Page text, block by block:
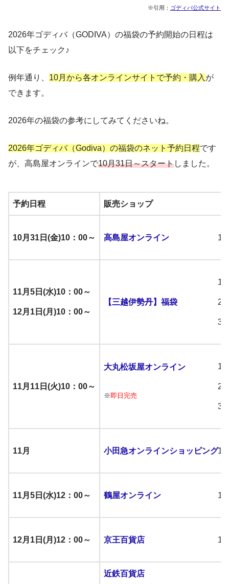
※引用： ゴディバ公式サイト
2026年ゴディバ（GODIVA）の福袋の予約開始の日程は
以下をチェック♪
例年通り、 10月から各オンラインサイトで予約・購入が
できます。
2026年の福袋の参考にしてみてくださいね。
2026年ゴディバ（Godiva）の福袋のネット予約日程です
が、高島屋オンラインで10月31日～スタートしました。
予約日程 販売ショップ
10月31日(金)10：00～ 高島屋オンライン
11月5日(水)10：00～
12月1日(月)10：00～
【三越伊勢丹】福袋
11月11日(火)10：00～
大丸松坂屋オンライン
※ 即日完売
11月 小田急オンラインショッピング
11月5日(水)12：00～ 鶴屋オンライン
12月1日(月)12：00～ 京王百貨店
近鉄百貨店